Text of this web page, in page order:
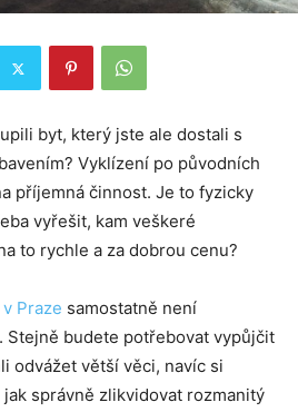
byt, který jste ale dostali s
Vyklízení po původních
příjemná činnost. Je to fyzicky
vyřešit, kam veškeré
to rychle a za dobrou cenu?
Praze samostatně není
budete potřebovat vypůjčit
odvážet větší věci, navíc si
správně zlikvidovat rozmanitý